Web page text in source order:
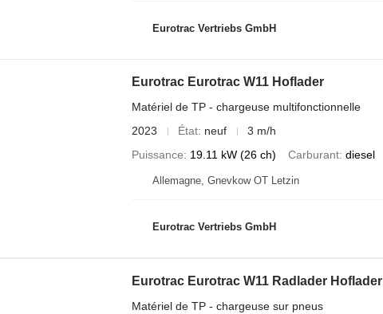
Eurotrac Vertriebs GmbH
Eurotrac Eurotrac W11 Hoflader
Matériel de TP - chargeuse multifonctionnelle
2023
État neuf
3 m/h
Puissance
19.11 kW (26 ch) Carburant diesel
Allemagne, Gnevkow OT Letzin
Eurotrac Vertriebs GmbH
Eurotrac Eurotrac W11 Radlader Hoflader
Matériel de TP - chargeuse sur pneus